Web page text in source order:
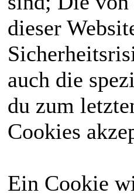
dieser
auch die
du zum
Cookies
Ein Cookie